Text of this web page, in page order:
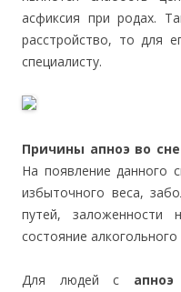
асфиксия при родах.
расстройство, то для
специалисту.
Причины апноэ во
На появление данного
избыточного веса,
путей, заложенности
состояние
Для людей с